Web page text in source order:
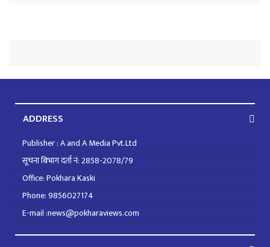
ADDRESS
Publisher : A and A Media Pvt.Ltd
सूचना बिभाग दर्ता नं: 2858-2078/79
Office: Pokhara Kaski
Phone: 9856027174
E-mail :news@pokharaviews.com